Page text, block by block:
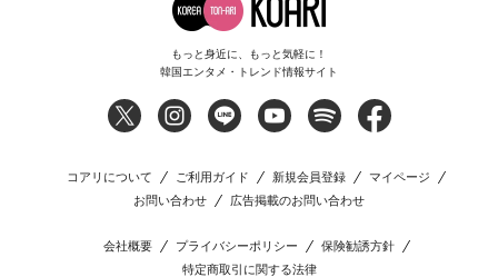
もっと身近に、もっと気軽に！
韓国エンタメ・トレンド情報サイト
コアリについて ご利用ガイド 新規会員登録
マイページ
お問い合わせ
広告掲載のお問い合わせ
会社概要 プライバシーポリシー
保険勧誘方針
特定商取引に関する法律